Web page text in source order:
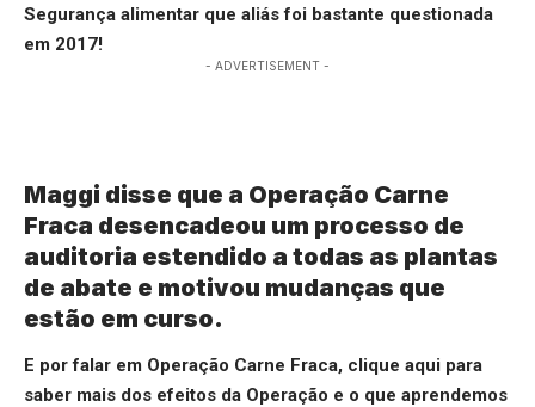
Segurança alimentar que aliás foi bastante questionada
em 2017!
- ADVERTISEMENT -
Maggi disse que a Operação Carne
Fraca desencadeou um processo de
auditoria estendido a todas as plantas
de abate e motivou mudanças que
estão em curso.
E por falar em Operação Carne Fraca, clique aqui para
saber mais dos efeitos da Operação e o que aprendemos